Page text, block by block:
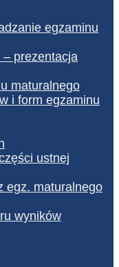
egzaminu
prezentacja
maturalnego
i form egzaminu
ustnej
egz. maturalnego
wyników